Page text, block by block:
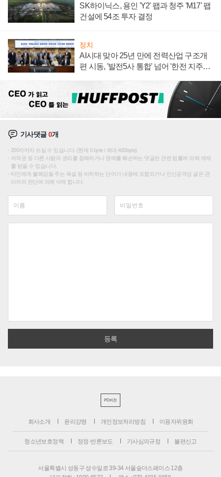
SK하이닉스, 용인 'Y2' 팹과 청주 'M17' 팹
건설에 54조 투자 결정
정치
AI시대 맞아 25년 만에 전력산업 구조개
편 시동, '발전5사 통합' 넘어 '한전 지주사'
기사댓글0개
200자까지 쓰실 수 있습니다. (현재 0 byte / 최대 400byte)
저작권 등 다른 사람의 권리를 침해하거나 명예를 훼손하는 댓글은 관련 법률에 의해 제재
를 받을 수 있습니다.
타인에게 불쾌감을 주는 욕설 등 비하하는 단어가 내용에 포함되거나 인신공격성 글은 관
리자의 판단에 의해 삭제 합니다.
PC버전
회사소개 윤리강령 개인정보처리방침 이용자위원회
청소년보호정책 정정·반론보도 기사심의규정 불편신고
서울특별시 성동구 성수일로 39-34 서울숲더스페이스 12층